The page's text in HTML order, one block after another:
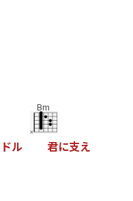
ドル
Bm
君に支え